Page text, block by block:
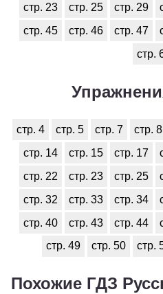
стр. 23
стр. 25 стр. 29
стр. 45
стр. 46 стр. 47
стр.
стр. 4 стр. 5 стр. 7 стр. 8
стр. 14
стр. 15 стр. 17
стр. 22
стр. 23 стр. 25
стр. 32
стр. 33 стр. 34
стр. 40
стр. 43 стр. 44
стр. 49
стр. 50 стр.
Похожие ГДЗ